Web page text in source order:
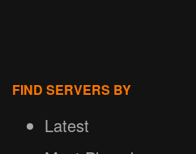
FIND SERVERS BY
Latest